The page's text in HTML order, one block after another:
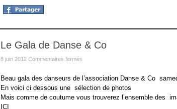
Le Gala de Danse & Co
8 juin 2012 Commentaires ferméssur
de
&
Beau gala des danseurs de l’association Danse & Co
En voici ci dessous une sélection de photos
Mais comme de coutume vous trouverez l’ensemble des
ICI